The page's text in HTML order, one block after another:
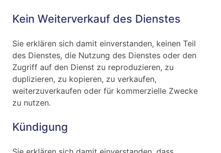
Kein Weiterverkauf des Dienstes
Sie erklären sich damit einverstanden, keinen Teil
des Dienstes, die Nutzung des Dienstes oder den
Zugriff auf den Dienst zu reproduzieren, zu
duplizieren, zu kopieren, zu verkaufen,
weiterzuverkaufen oder für kommerzielle Zwecke
zu nutzen.
Kündigung